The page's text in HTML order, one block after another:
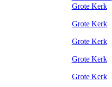
Grote Kerk
Grote Kerk
Grote Kerk
Grote Kerk
Grote Kerk